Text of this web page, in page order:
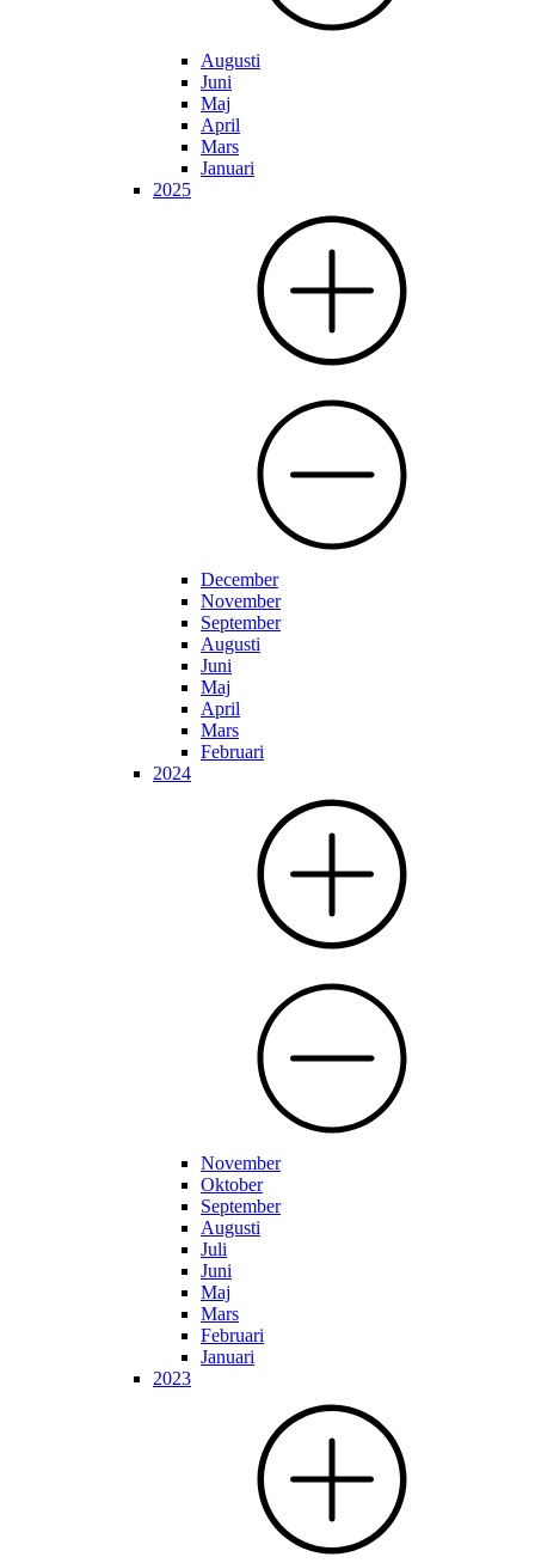
Augusti
Juni
Maj
April
Mars
Januari
2025
December
November
September
Augusti
Juni
Maj
April
Mars
Februari
2024
November
Oktober
September
Augusti
Juli
Juni
Maj
Mars
Februari
Januari
2023